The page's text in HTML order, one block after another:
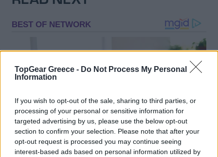
TopGear Greece - Do Not Process My Personal
Information
If you wish to opt-out of the sale, sharing to third parties, or
processing of your personal or sensitive information for
targeted advertising by us, please use the below opt-out
section to confirm your selection. Please note that after your
opt-out request is processed you may continue seeing
interest-based ads based on personal information utilized by